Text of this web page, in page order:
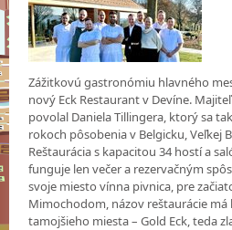
Zážitkovú gastronómiu hlavného
nový Eck Restaurant v Devíne.
povolal Daniela Tillingera, ktorý sa
rokoch pôsobenia v Belgicku, Veľkej
Reštaurácia s kapacitou 34 hostí a
funguje len večer a rezervačným
svoje miesto vínna pivnica, pre
Mimochodom, názov reštaurácie
tamojšieho miesta – Gold Eck, teda